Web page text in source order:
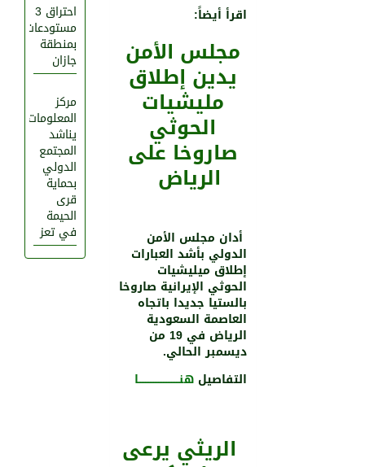
احتراق 3
مستودعات
بمنطقة
جازان
مركز
المعلومات
يناشد
المجتمع
الدولي
بحماية
قرى
الحيمة
في تعز
اقرأ أيضاً:
مجلس الأمن
يدين إطلاق
مليشيات
الحوثي
صاروخا على
الرياض
أدان مجلس الأمن
الدولي بأشد العبارات
إطلاق ميليشيات
الحوثي الإيرانية صاروخا
بالستيا جديدا باتجاه
العاصمة السعودية
الرياض في 19 من
ديسمبر الحالي.
التفاصيلهنـــــــــــــــــــــــــا
الريثي يرعى